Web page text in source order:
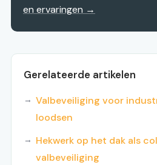
en ervaringen →
Gerelateerde artikelen
Valbeveiliging voor
loodsen
Hekwerk op het dak als
valbeveiliging